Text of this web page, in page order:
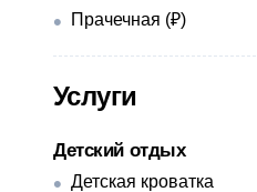
Прачечная (₽)
Услуги
Детский отдых
Детская кроватка